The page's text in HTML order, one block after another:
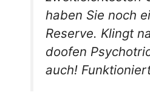
haben Sie noch
Reserve. Klingt
doofen
auch!